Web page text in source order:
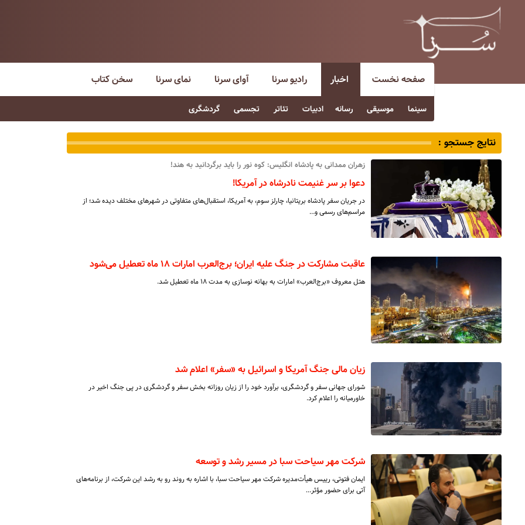
صفحه نخست اخبار
سینما موسیقی رسانه ادبیات تئاتر تجسمی گردشگری
رادیو سرنا آوای سرنا نمای سرنا سخن کتاب
نتایج جستجو :
زهران ممدانی به پادشاه انگلیس: کوه نور را باید برگردانید به هند!
دعوا بر سر غنیمت نادرشاه در آمریکا!
در جریان سفر پادشاه بریتانیا، چارلز سوم، به آمریکا، استقبال‌های متفاوتی در شهرهای مختلف دیده شد؛ از
مراسم‌های رسمی و…
عاقبت مشارکت در جنگ علیه ایران؛ برج‌العرب امارات ۱۸ ماه تعطیل می‌شود
هتل معروف «برج‌العرب» امارات به بهانه نوسازی به مدت ۱۸ ماه تعطیل شد.
زیان مالی جنگ آمریکا و اسرائیل به «سفر» اعلام شد
شورای جهانی سفر و گردشگری، برآورد خود را از زیان روزانه بخش سفر و گردشگری در پی جنگ اخیر در
خاورمیانه را اعلام کرد.
شرکت مهر سیاحت سبا در مسیر رشد و توسعه
ایمان فتوتی، رییس هیأت‌مدیره شرکت مهر سیاحت سبا، با اشاره به روند رو به رشد این شرکت، از برنامه‌های
آتی برای حضور مؤثر…